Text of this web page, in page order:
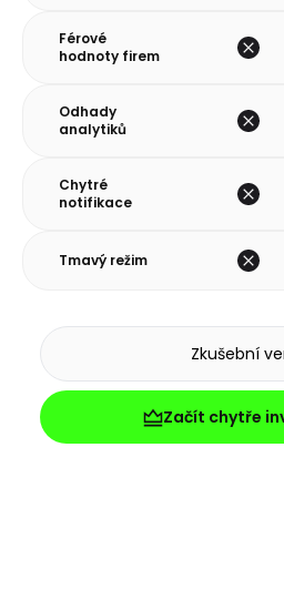
Férové
hodnoty firem
Odhady
analytiků
Chytré
notifikace
Tmavý režim
Zkušební
Začít chytře